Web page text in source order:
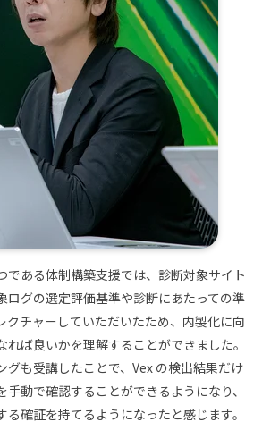
である体制構築支援では、診断対象サイト
ログの選定評価基準や診断にあたっての準
クチャーしていただいたため、内製化に向
れば良いかを理解することができました。
グも受講したことで、Vex の検出結果だけ
動で確認することができるようになり、
確証を持てるようになったと感じます。